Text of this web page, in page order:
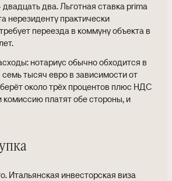
два. Льготная ставка prima
нерезиденту практически
переезда в коммуну объекта в
нотариус обычно обходится в
тысяч евро в зависимости от
около трёх процентов плюс НДС
платят обе стороны, и
Итальянская инвесторская виза